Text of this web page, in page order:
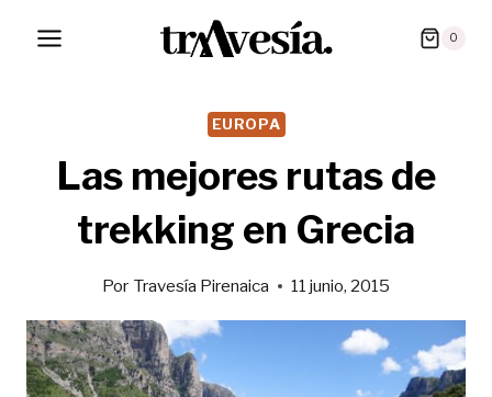
0
EUROPA
Las mejores rutas de
trekking en Grecia
Por Travesía Pirenaica 11 junio, 2015